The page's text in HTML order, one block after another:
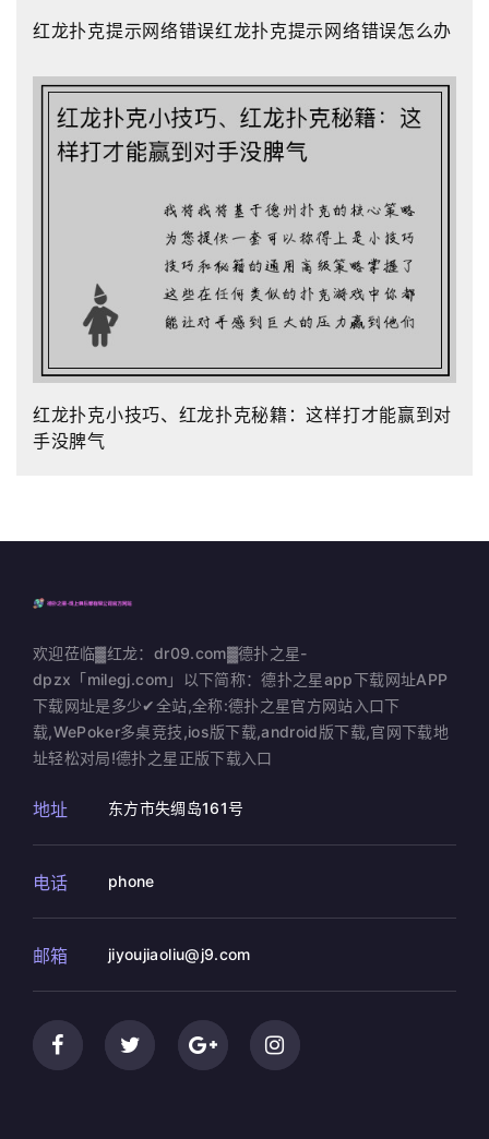
红龙扑克提示网络错误红龙扑克提示网络错误怎么办
红龙扑克小技巧、红龙扑克秘籍：这样打才能赢到对
手没脾气
欢迎莅临▓红龙：dr09.com▓德扑之星-
dpzx「milegj.com」以下简称：德扑之星app下载网址APP
下载网址是多少✔全站,全称:德扑之星官方网站入口下
载,WePoker多桌竞技,ios版下载,android版下载,官网下载地
址轻松对局!德扑之星正版下载入口
地址 东方市失绸岛161号
电话 phone
邮箱 jiyoujiaoliu@j9.com